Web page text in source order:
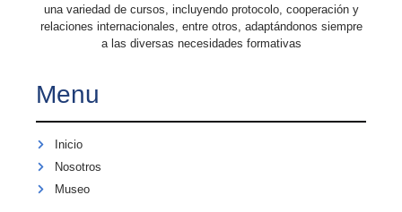
una variedad de cursos, incluyendo protocolo, cooperación y
relaciones internacionales, entre otros, adaptándonos siempre
a las diversas necesidades formativas
Menu
Inicio
Nosotros
Museo